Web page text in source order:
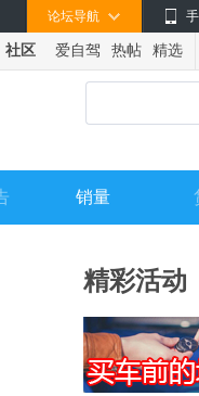
论坛导航
社区 爱自驾 热帖 精选
销量
精彩活动